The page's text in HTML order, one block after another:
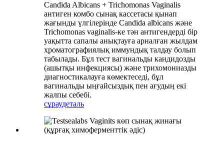
Candida Albicans + Trichomonas Vaginalis
антиген комбо сынақ кассетасы қынап
жағынды үлгілерінде Candida albicans және
Trichomonas vaginalis-ке тән антигендерді бір
уақытта сапалы анықтауға арналған жылдам
хроматографиялық иммундық талдау болып
табылады. Бұл тест вагинальды кандидозды
(ашытқы инфекциясы) және трихомониазды
диагностикалауға көмектеседі, бұл
вагинальды ыңғайсыздық пен ағудың екі
жалпы себебі.
сұраудеталь